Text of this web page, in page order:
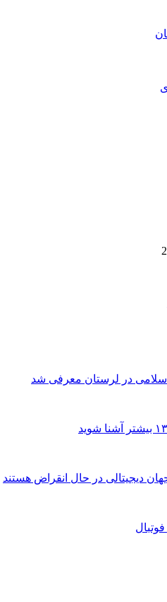
در لرستان معرفی شد
دیجیتالی در حال انقراض هستند